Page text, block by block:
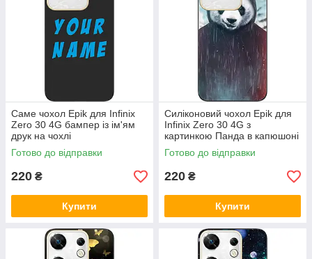
Саме чохол Epik для Infinix
Zero 30 4G бампер із ім'ям
друк на чохлі
Готово до відправки
220 ₴
Купити
Силіконовий чохол Epik для
Infinix Zero 30 4G з
картинкою Панда в капюшоні
Готово до відправки
220 ₴
Купити